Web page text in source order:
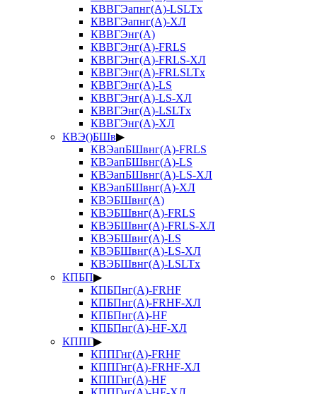
КВВГЭапнг(А)-LSLTx
КВВГЭапнг(А)-ХЛ
КВВГЭнг(А)
КВВГЭнг(А)-FRLS
КВВГЭнг(А)-FRLS-ХЛ
КВВГЭнг(А)-FRLSLTx
КВВГЭнг(А)-LS
КВВГЭнг(А)-LS-ХЛ
КВВГЭнг(А)-LSLTx
КВВГЭнг(А)-ХЛ
КВЭ()БШв▶
КВЭапБШвнг(А)-FRLS
КВЭапБШвнг(А)-LS
КВЭапБШвнг(А)-LS-ХЛ
КВЭапБШвнг(А)-ХЛ
КВЭБШвнг(А)
КВЭБШвнг(А)-FRLS
КВЭБШвнг(А)-FRLS-ХЛ
КВЭБШвнг(А)-LS
КВЭБШвнг(А)-LS-ХЛ
КВЭБШвнг(А)-LSLTx
КПБП▶
КПБПнг(А)-FRHF
КПБПнг(А)-FRHF-ХЛ
КПБПнг(А)-HF
КПБПнг(А)-HF-ХЛ
КППГ▶
КППГнг(А)-FRHF
КППГнг(А)-FRHF-ХЛ
КППГнг(А)-HF